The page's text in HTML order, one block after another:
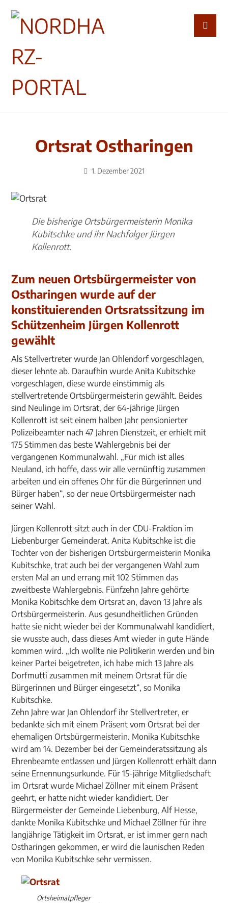
Ortsrat Ostharingen
1. Dezember 2021
Die bisherige Ortsbürgermeisterin Monika
Kubitschke und ihr Nachfolger Jürgen
Kollenrott.
Zum neuen Ortsbürgermeister von
Ostharingen wurde auf der
konstituierenden Ortsratssitzung im
Schützenheim Jürgen Kollenrott
gewählt
Als Stellvertreter wurde Jan Ohlendorf vorgeschlagen,
dieser lehnte ab. Daraufhin wurde Anita Kubitschke
vorgeschlagen, diese wurde einstimmig als
stellvertretende Ortsbürgermeisterin gewählt. Beides
sind Neulinge im Ortsrat, der 64-jährige Jürgen
Kollenrott ist seit einem halben Jahr pensionierter
Polizeibeamter nach 47 Jahren Dienstzeit, er erhielt mit
175 Stimmen das beste Wahlergebnis bei der
vergangenen Kommunalwahl. „Für mich ist alles
Neuland, ich hoffe, dass wir alle vernünftig zusammen
arbeiten und ein offenes Ohr für die Bürgerinnen und
Bürger haben“, so der neue Ortsbürgermeister nach
seiner Wahl.
Jürgen Kollenrott sitzt auch in der CDU-Fraktion im
Liebenburger Gemeinderat. Anita Kubitschke ist die
Tochter von der bisherigen Ortsbürgermeisterin Monika
Kubitschke, trat auch bei der vergangenen Wahl zum
ersten Mal an und errang mit 102 Stimmen das
zweitbeste Wahlergebnis. Fünfzehn Jahre gehörte
Monika Kobitschke dem Ortsrat an, davon 13 Jahre als
Ortsbürgermeisterin. Aus gesundheitlichen Gründen
hatte sie nicht wieder bei der Kommunalwahl kandidiert,
sie wusste auch, dass dieses Amt wieder in gute Hände
kommen wird. „Ich wollte nie Politikerin werden und bin
keiner Partei beigetreten, ich habe mich 13 Jahre als
Dorfmutti zusammen mit meinem Ortsrat für die
Bürgerinnen und Bürger eingesetzt“, so Monika
Kubitschke.
Zehn Jahre war Jan Ohlendorf ihr Stellvertreter, er
bedankte sich mit einem Präsent vom Ortsrat bei der
ehemaligen Ortsbürgermeisterin. Monika Kubitschke
wird am 14. Dezember bei der Gemeinderatssitzung als
Ehrenbeamte entlassen und Jürgen Kollenrott erhält dann
seine Ernennungsurkunde. Für 15-jährige Mitgliedschaft
im Ortsrat wurde Michael Zöllner mit einem Präsent
geehrt, er hatte nicht wieder kandidiert. Der
Bürgermeister der Gemeinde Liebenburg, Alf Hesse,
dankte Monika Kubitschke und Michael Zöllner für ihre
langjährige Tätigkeit im Ortsrat, er ist immer gern nach
Ostharingen gekommen, er wird die launischen Reden
von Monika Kubitschke sehr vermissen.
Ortsheimatpfleger